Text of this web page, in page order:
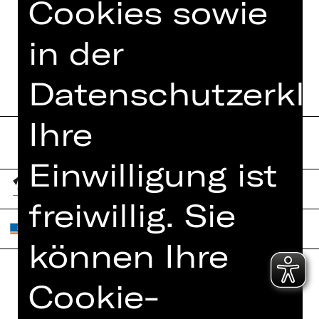
TERMINE UND BESETZUNG
Home
Cookies sowie
in der
Ihre
Einwilligung ist
freiwillig. Sie
können Ihre
Cookie-